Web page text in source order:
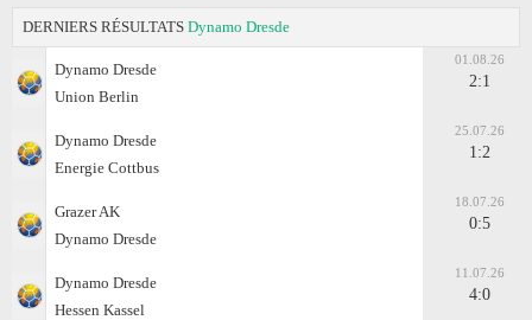
DERNIERS RÉSULTATS Dynamo Dresde
Dynamo Dresde
Union Berlin
01.08.26
2:1
Dynamo Dresde
Energie Cottbus
25.07.26
1:2
Grazer AK
Dynamo Dresde
18.07.26
0:5
Dynamo Dresde
Hessen Kassel
11.07.26
4:0